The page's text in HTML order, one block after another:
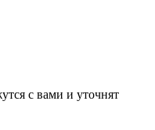
с вами и уточнят